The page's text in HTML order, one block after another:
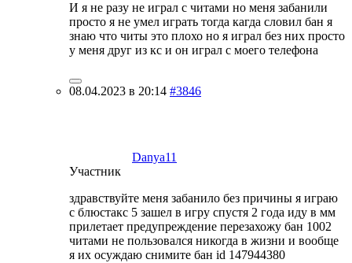
И я не разу не играл с читами но меня забанили
просто я не умел играть тогда кагда словил бан я
знаю что читы это плохо но я играл без них просто
у меня друг из кс и он играл с моего телефона
08.04.2023 в 20:14 #3846
Danya11
Участник
здравствуйте меня забанило без причины я играю
с блюстакс 5 зашел в игру спустя 2 года иду в мм
прилетает предупреждение перезахожу бан 1002
читами не пользовался никогда в жизни и вообще
я их осуждаю снимите бан id 147944380